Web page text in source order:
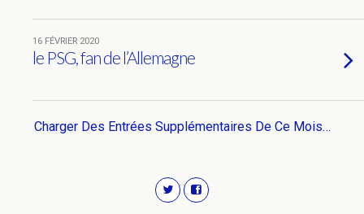
16 FÉVRIER 2020
le PSG, fan de l’Allemagne
Charger Des Entrées Supplémentaires De Ce Mois…